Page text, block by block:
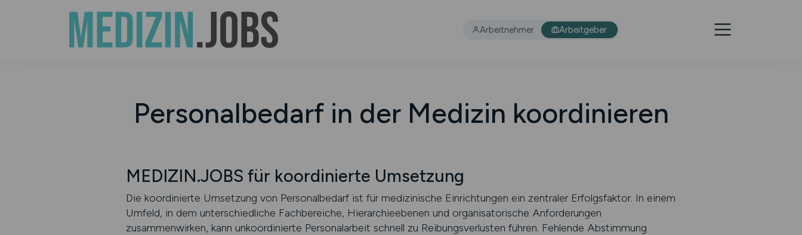
Arbeitnehmer Arbeitgeber
Personalbedarf in der Medizin koordinieren
MEDIZIN.JOBS für koordinierte Umsetzung
Die koordinierte Umsetzung von Personalbedarf ist für medizinische Einrichtungen ein zentraler Erfolgsfaktor. In einem
Umfeld, in dem unterschiedliche Fachbereiche, Hierarchieebenen und organisatorische Anforderungen
zusammenwirken, kann unkoordinierte Personalarbeit schnell zu Reibungsverlusten führen. Fehlende Abstimmung